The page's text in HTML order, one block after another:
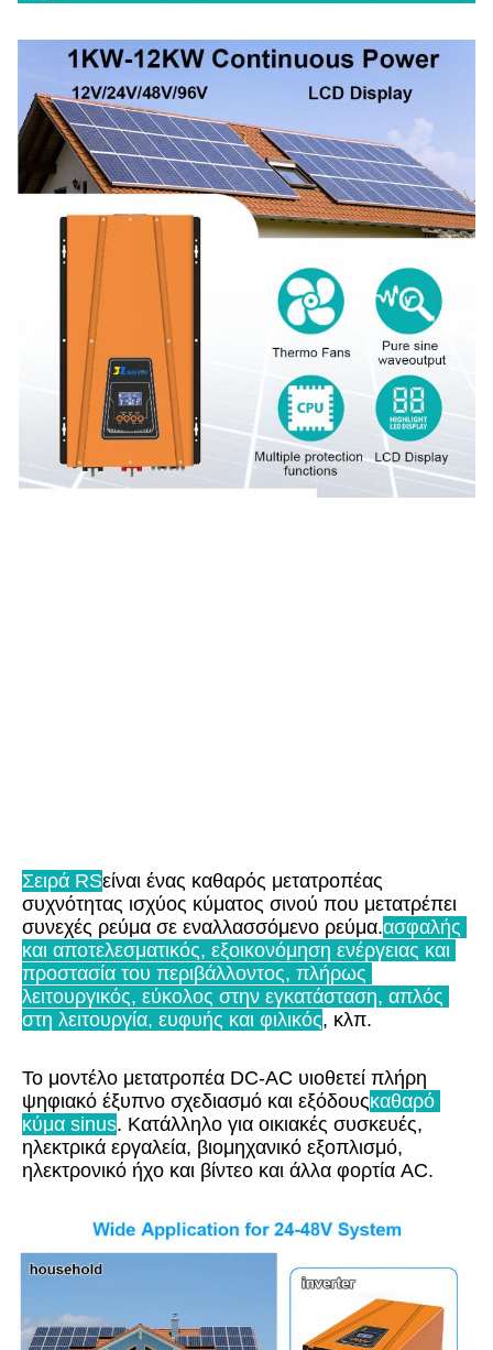
Σειρά RSείναι ένας καθαρός μετατροπέας
συχνότητας ισχύος κύματος σινού που μετατρέπει
συνεχές ρεύμα σε εναλλασσόμενο ρεύμα.ασφαλής
και αποτελεσματικός, εξοικονόμηση ενέργειας και
προστασία του περιβάλλοντος, πλήρως
λειτουργικός, εύκολος στην εγκατάσταση, απλός
στη λειτουργία, ευφυής και φιλικός, κλπ.
Το μοντέλο μετατροπέα DC-AC υιοθετεί πλήρη
ψηφιακό έξυπνο σχεδιασμό και εξόδουςκαθαρό
κύμα sinus. Κατάλληλο για οικιακές συσκευές,
ηλεκτρικά εργαλεία, βιομηχανικό εξοπλισμό,
ηλεκτρονικό ήχο και βίντεο και άλλα φορτία AC.